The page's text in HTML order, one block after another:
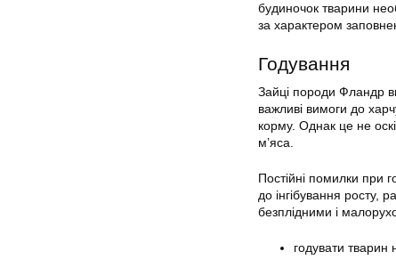
будиночок тварини
за характером
Годування
Зайці породи Фландр
важливі вимоги до
корму. Однак це не
м’яса.
Постійні помилки при
до інгібування росту,
безплідними і
годувати тварин